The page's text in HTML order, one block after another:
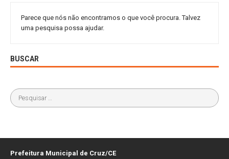
Parece que nós não encontramos o que você procura. Talvez
uma pesquisa possa ajudar.
BUSCAR
Prefeitura Municipal de Cruz/CE